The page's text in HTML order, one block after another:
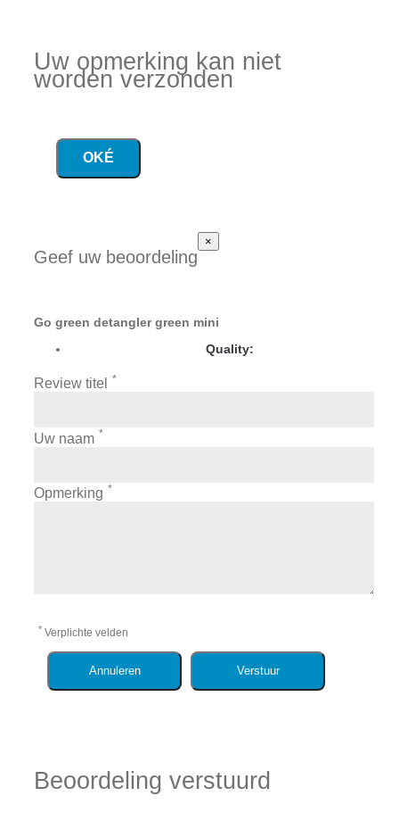
Uw opmerking kan niet
worden verzonden
OKÉ
Geef uw beoordeling
×
Go green detangler green mini
Quality:
Review titel *
Uw naam *
Opmerking *
* Verplichte velden
Annuleren Verstuur
Beoordeling verstuurd